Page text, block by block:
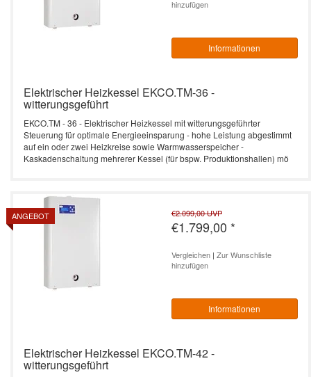
hinzufügen
Informationen
Elektrischer Heizkessel EKCO.TM-36 -
witterungsgeführt
EKCO.TM - 36 - Elektrischer Heizkessel mit witterungsgeführter
Steuerung für optimale Energieeinsparung - hohe Leistung abgestimmt
auf ein oder zwei Heizkreise sowie Warmwasserspeicher -
Kaskadenschaltung mehrerer Kessel (für bspw. Produktionshallen) mö
ANGEBOT €2.099,00UVP
€1.799,00 *
Vergleichen| Zur Wunschliste
hinzufügen
Informationen
Elektrischer Heizkessel EKCO.TM-42 -
witterungsgeführt